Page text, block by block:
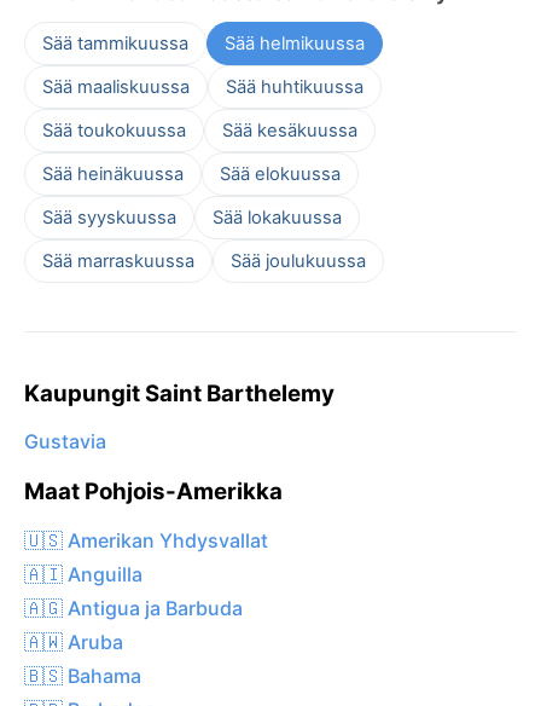
Sää tammikuussa
Sää helmikuussa
Sää maaliskuussa
Sää huhtikuussa
Sää toukokuussa
Sää kesäkuussa
Sää heinäkuussa
Sää elokuussa
Sää syyskuussa
Sää lokakuussa
Sää marraskuussa
Sää joulukuussa
Kaupungit Saint Barthelemy
Gustavia
Maat Pohjois-Amerikka
🇺🇸 Amerikan Yhdysvallat
🇦🇮 Anguilla
🇦🇬 Antigua ja Barbuda
🇦🇼 Aruba
🇧🇸 Bahama